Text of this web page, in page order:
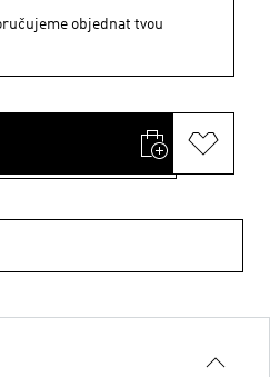
objednat tvou